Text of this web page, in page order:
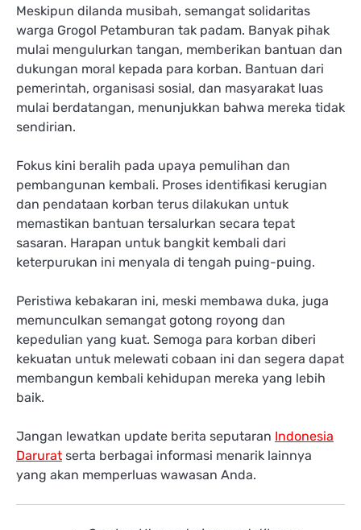
Meskipun dilanda musibah, semangat solidaritas
warga Grogol Petamburan tak padam. Banyak pihak
mulai mengulurkan tangan, memberikan bantuan dan
dukungan moral kepada para korban. Bantuan dari
pemerintah, organisasi sosial, dan masyarakat luas
mulai berdatangan, menunjukkan bahwa mereka tidak
sendirian.
Fokus kini beralih pada upaya pemulihan dan
pembangunan kembali. Proses identifikasi kerugian
dan pendataan korban terus dilakukan untuk
memastikan bantuan tersalurkan secara tepat
sasaran. Harapan untuk bangkit kembali dari
keterpurukan ini menyala di tengah puing-puing.
Peristiwa kebakaran ini, meski membawa duka, juga
memunculkan semangat gotong royong dan
kepedulian yang kuat. Semoga para korban diberi
kekuatan untuk melewati cobaan ini dan segera dapat
membangun kembali kehidupan mereka yang lebih
baik.
Jangan lewatkan update berita seputaran Indonesia
Darurat serta berbagai informasi menarik lainnya
yang akan memperluas wawasan Anda.